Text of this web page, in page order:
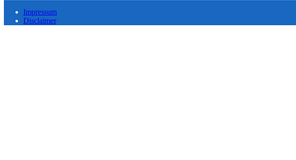
Impressum
Disclaimer